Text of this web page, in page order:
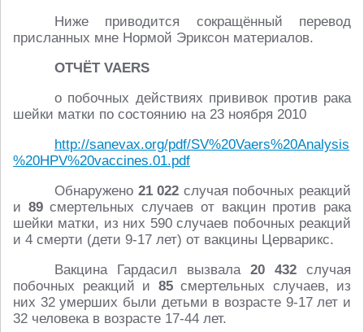
Ниже приводится сокращённый перевод
присланных мне Нормой Эриксон материалов.
ОТЧЁТ VAERS
о побочных действиях прививок против рака
шейки матки по состоянию на 23 ноября 2010
http://sanevax.org/pdf/SV%20Vaers%20Analysis
%20HPV%20vaccines.01.pdf
Обнаружено 21 022 случая побочных реакций
и 89смертельных случаев от вакцин против рака
шейки матки, из них 590 случаев побочных реакций
и 4 смерти (дети 9-17 лет) от вакцины Церварикс.
Вакцина Гардасил вызвала 20 432 случая
побочных реакций и 85смертельных случаев, из
них 32 умерших были детьми в возрасте 9-17 лет и
32 человека в возрасте 17-44 лет.